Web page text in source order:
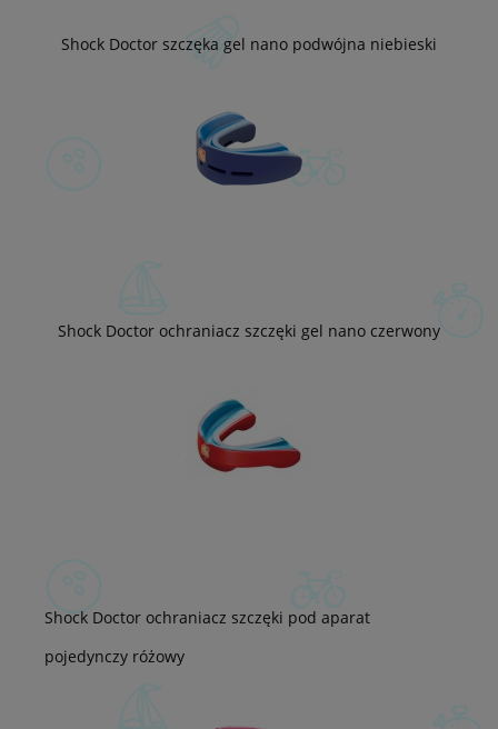
Shock Doctor szczęka gel nano podwójna niebieski
Shock Doctor ochraniacz szczęki gel nano czerwony
Shock Doctor ochraniacz szczęki pod aparat
pojedynczy różowy